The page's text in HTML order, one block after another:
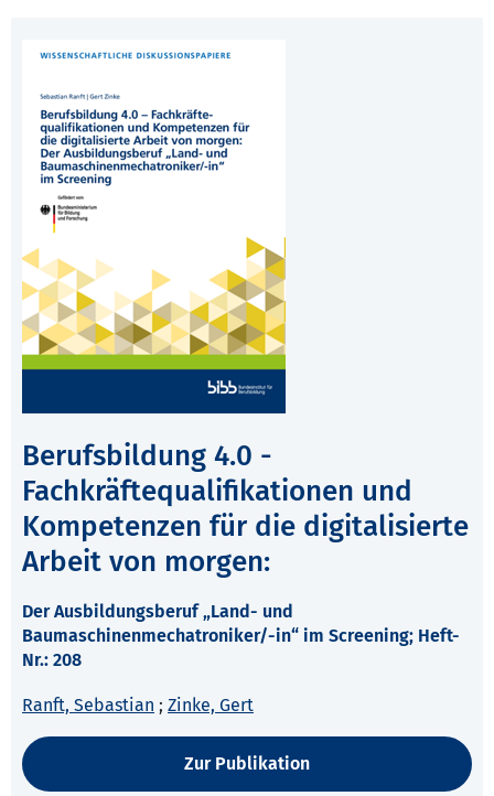
Berufsbildung 4.0 -
Fachkräftequalifikationen und
Kompetenzen für die digitalisierte
Arbeit von morgen:
Der Ausbildungsberuf „Land- und
Baumaschinenmechatroniker/-in“ im Screening; Heft-
Nr.: 208
Ranft, Sebastian ; Zinke, Gert
Zur Publikation